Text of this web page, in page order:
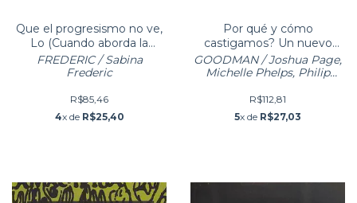
Que el progresismo no ve,
Lo (Cuando aborda la
seguridad)
FREDERIC / Sabina
Frederic
R$85,46
4x de R$25,40
Por qué y cómo
castigamos? Un nuevo
enfoque para entender la
justicia penal
GOODMAN / Joshua Page,
Michelle Phelps, Philip
R$112,81
5x de R$27,03